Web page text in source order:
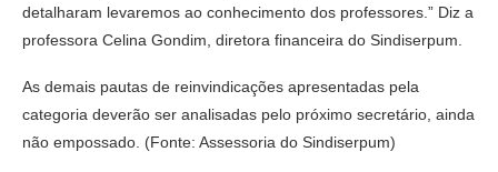
detalharam levaremos ao conhecimento dos professores.” Diz a
professora Celina Gondim, diretora financeira do Sindiserpum.
As demais pautas de reinvindicações apresentadas pela
categoria deverão ser analisadas pelo próximo secretário, ainda
não empossado. (Fonte: Assessoria do Sindiserpum)